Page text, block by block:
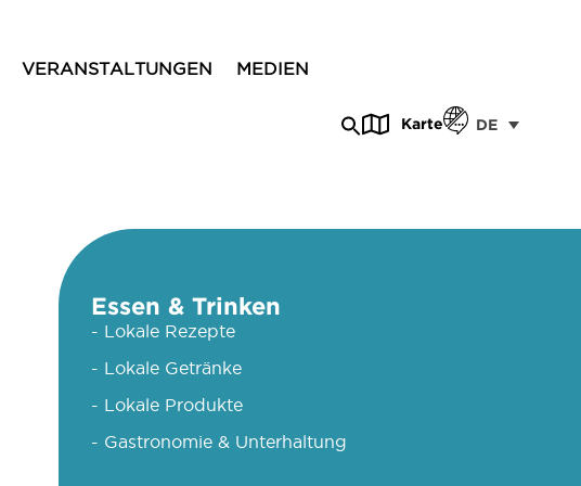
VERANSTALTUNGEN MEDIEN
Karte DE
Essen & Trinken
- Lokale Rezepte
- Lokale Getränke
- Lokale Produkte
- Gastronomie & Unterhaltung